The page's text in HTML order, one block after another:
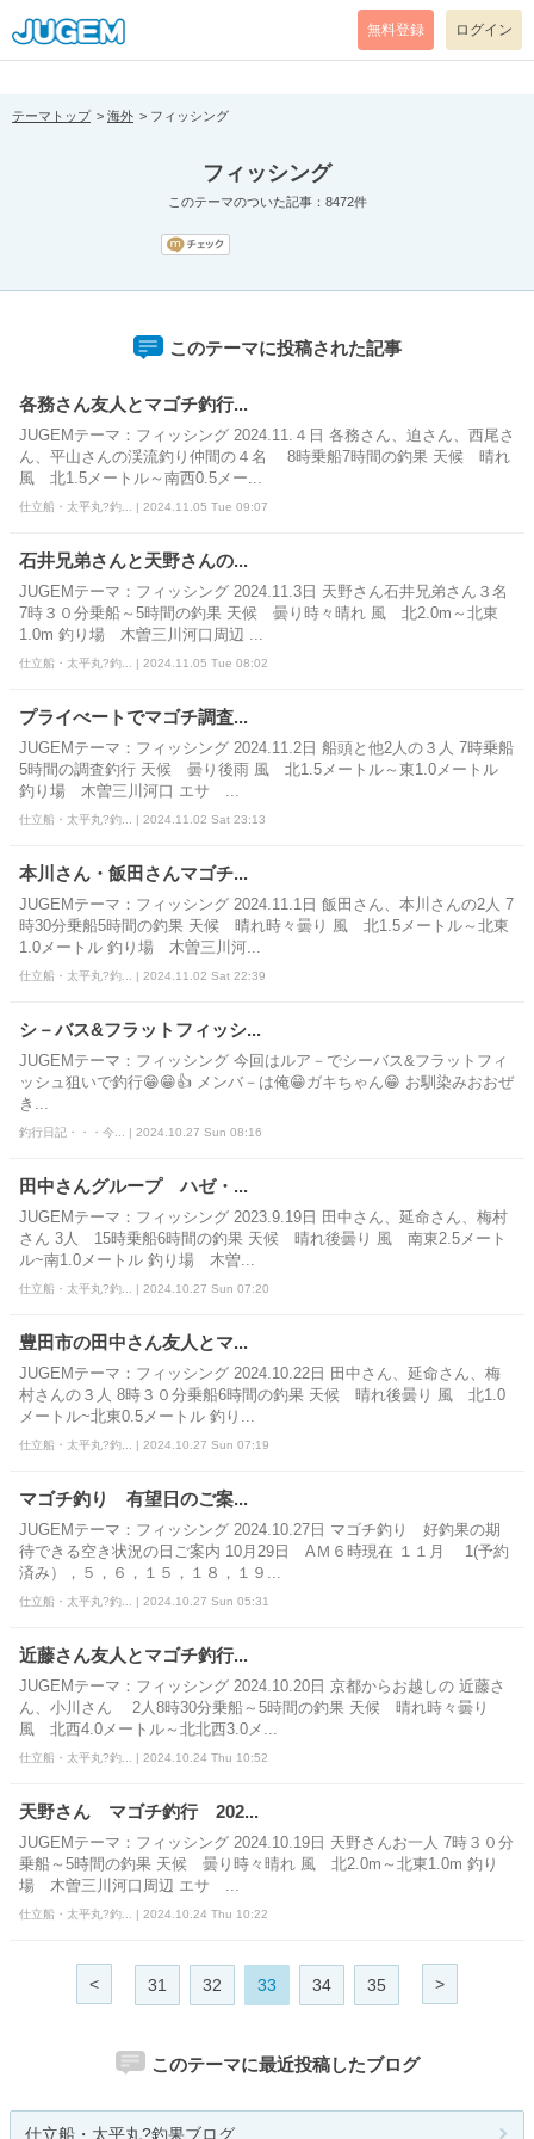
[pear_error: message="Success" code=0 mode=return level=notice
prefix="" info=""]
無料登録 ログイン
テーマトップ 海外 フィッシング
フィッシング
このテーマのついた記事：8472件
このテーマに投稿された記事
各務さん友人とマゴチ釣行...
JUGEMテーマ：フィッシング 2024.11.４日 各務さん、迫さん、西尾さ
ん、平山さんの渓流釣り仲間の４名 8時乗船7時間の釣果 天候 晴れ
風 北1.5メートル～南西0.5メー...
仕立船・太平丸?釣... | 2024.11.05 Tue 09:07
石井兄弟さんと天野さんの...
JUGEMテーマ：フィッシング 2024.11.3日 天野さん石井兄弟さん３名
7時３０分乗船～5時間の釣果 天候 曇り時々晴れ 風 北2.0m～北東
1.0m 釣り場 木曽三川河口周辺 ...
仕立船・太平丸?釣... | 2024.11.05 Tue 08:02
プライべートでマゴチ調査...
JUGEMテーマ：フィッシング 2024.11.2日 船頭と他2人の３人 7時乗船
5時間の調査釣行 天候 曇り後雨 風 北1.5メートル～東1.0メートル
釣り場 木曽三川河口 エサ ...
仕立船・太平丸?釣... | 2024.11.02 Sat 23:13
本川さん・飯田さんマゴチ...
JUGEMテーマ：フィッシング 2024.11.1日 飯田さん、本川さんの2人 7
時30分乗船5時間の釣果 天候 晴れ時々曇り 風 北1.5メートル～北東
1.0メートル 釣り場 木曽三川河...
仕立船・太平丸?釣... | 2024.11.02 Sat 22:39
シ－バス&フラットフィッシ...
JUGEMテーマ：フィッシング 今回はルア－でシーバス&フラットフィ
ッシュ狙いで釣行😁😁👍 メンバ－は俺😁ガキちゃん😁 お馴染みおおぜ
き...
釣行日記・・・今... | 2024.10.27 Sun 08:16
田中さんグループ ハゼ・...
JUGEMテーマ：フィッシング 2023.9.19日 田中さん、延命さん、梅村
さん 3人 15時乗船6時間の釣果 天候 晴れ後曇り 風 南東2.5メート
ル~南1.0メートル 釣り場 木曽...
仕立船・太平丸?釣... | 2024.10.27 Sun 07:20
豊田市の田中さん友人とマ...
JUGEMテーマ：フィッシング 2024.10.22日 田中さん、延命さん、梅
村さんの３人 8時３０分乗船6時間の釣果 天候 晴れ後曇り 風 北1.0
メートル~北東0.5メートル 釣り...
仕立船・太平丸?釣... | 2024.10.27 Sun 07:19
マゴチ釣り 有望日のご案...
JUGEMテーマ：フィッシング 2024.10.27日 マゴチ釣り 好釣果の期
待できる空き状況の日ご案内 10月29日 AＭ６時現在 １１月 1(予約
済み），５，６，１５，１８，１９...
仕立船・太平丸?釣... | 2024.10.27 Sun 05:31
近藤さん友人とマゴチ釣行...
JUGEMテーマ：フィッシング 2024.10.20日 京都からお越しの 近藤さ
ん、小川さん 2人8時30分乗船～5時間の釣果 天候 晴れ時々曇り
風 北西4.0メートル～北北西3.0メ...
仕立船・太平丸?釣... | 2024.10.24 Thu 10:52
天野さん マゴチ釣行 202...
JUGEMテーマ：フィッシング 2024.10.19日 天野さんお一人 7時３０分
乗船～5時間の釣果 天候 曇り時々晴れ 風 北2.0m～北東1.0m 釣り
場 木曽三川河口周辺 エサ ...
仕立船・太平丸?釣... | 2024.10.24 Thu 10:22
< 31 32 33 34 35 >
このテーマに最近投稿したブログ
仕立船・太平丸?釣果ブログ